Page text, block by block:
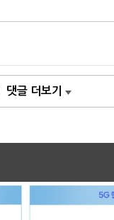
댓글 더보기